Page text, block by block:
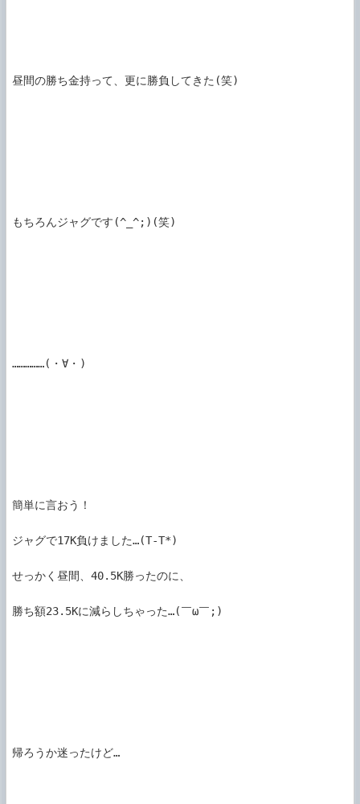
昼間の勝ち金持って、更に勝負してきた(笑)
もちろんジャグです(^_^;)(笑)
……………(・∀・)
簡単に言おう！
ジャグで17K負けました…(T-T*)
せっかく昼間、40.5K勝ったのに、
勝ち額23.5Kに減らしちゃった…(￣ω￣;)
帰ろうか迷ったけど…